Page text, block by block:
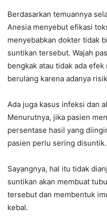
Berdasarkan temuannya
Anesia menyebut efikasi
menyebabkan dokter tidak
suntikan tersebut. Wajah
bengkak atau tidak ada
berulang karena adanya
Ada juga kasus infeksi dan
Menurutnya, jika pasien
persentase hasil yang
pasien perlu sering disuntik.
Sayangnya, hal itu tidak
suntikan akan membuat
tersebut dan membentuk
kebal.